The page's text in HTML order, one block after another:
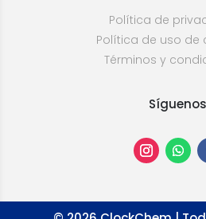
Política de
Política de uso de
Términos y
Síguenos